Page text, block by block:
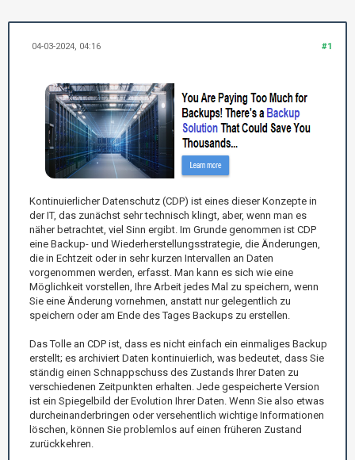
#1
04-03-2024, 04:16
Kontinuierlicher Datenschutz (CDP) ist eines dieser Konzepte in
der IT, das zunächst sehr technisch klingt, aber, wenn man es
näher betrachtet, viel Sinn ergibt. Im Grunde genommen ist CDP
eine Backup- und Wiederherstellungsstrategie, die Änderungen,
die in Echtzeit oder in sehr kurzen Intervallen an Daten
vorgenommen werden, erfasst. Man kann es sich wie eine
Möglichkeit vorstellen, Ihre Arbeit jedes Mal zu speichern, wenn
Sie eine Änderung vornehmen, anstatt nur gelegentlich zu
speichern oder am Ende des Tages Backups zu erstellen.
Das Tolle an CDP ist, dass es nicht einfach ein einmaliges Backup
erstellt; es archiviert Daten kontinuierlich, was bedeutet, dass Sie
ständig einen Schnappschuss des Zustands Ihrer Daten zu
verschiedenen Zeitpunkten erhalten. Jede gespeicherte Version
ist ein Spiegelbild der Evolution Ihrer Daten. Wenn Sie also etwas
durcheinanderbringen oder versehentlich wichtige Informationen
löschen, können Sie problemlos auf einen früheren Zustand
zurückkehren.